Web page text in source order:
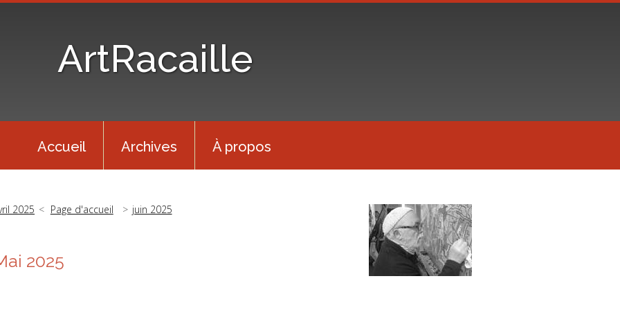
ArtRacaille
Accueil Archives À propos
2025 Page d'accueil juin 2025
2025